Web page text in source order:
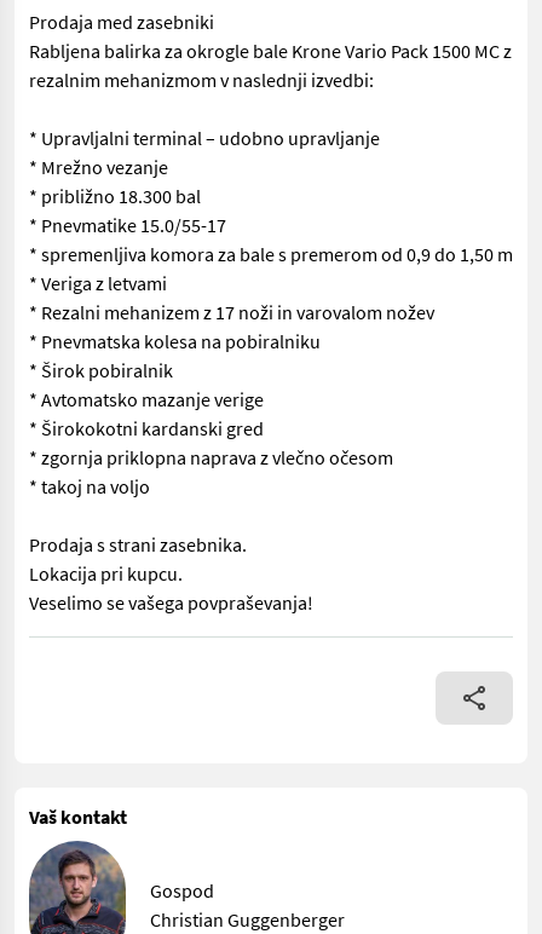
Prodaja med zasebniki
Rabljena balirka za okrogle bale Krone Vario Pack 1500 MC z
rezalnim mehanizmom v naslednji izvedbi:
* Upravljalni terminal – udobno upravljanje
* Mrežno vezanje
* približno 18.300 bal
* Pnevmatike 15.0/55-17
* spremenljiva komora za bale s premerom od 0,9 do 1,50 m
* Veriga z letvami
* Rezalni mehanizem z 17 noži in varovalom nožev
* Pnevmatska kolesa na pobiralniku
* Širok pobiralnik
* Avtomatsko mazanje verige
* Širokokotni kardanski gred
* zgornja priklopna naprava z vlečno očesom
* takoj na voljo
Prodaja s strani zasebnika.
Lokacija pri kupcu.
Veselimo se vašega povpraševanja!
Prodaja med zasebniki Rabljena balirka za okrogle bale
Vaš kontakt
Gospod
Christian Guggenberger